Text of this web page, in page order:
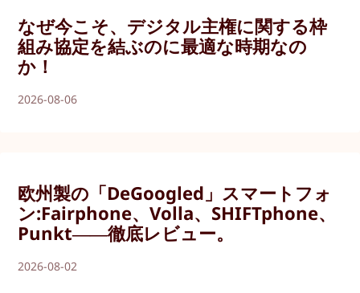
なぜ今こそ、デジタル主権に関する枠
組み協定を結ぶのに最適な時期なの
か！
2026-08-06
欧州製の「DeGoogled」スマートフォ
ン:Fairphone、Volla、SHIFTphone、
Punkt――徹底レビュー。
2026-08-02